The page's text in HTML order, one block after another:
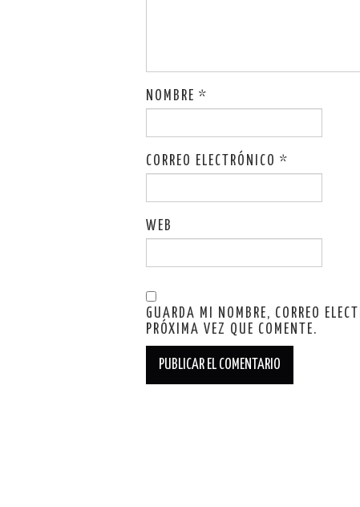
NOMBRE *
CORREO ELECTRÓNICO *
WEB
GUARDA MI NOMBRE, CORREO
PRÓXIMA VEZ QUE COMENTE.